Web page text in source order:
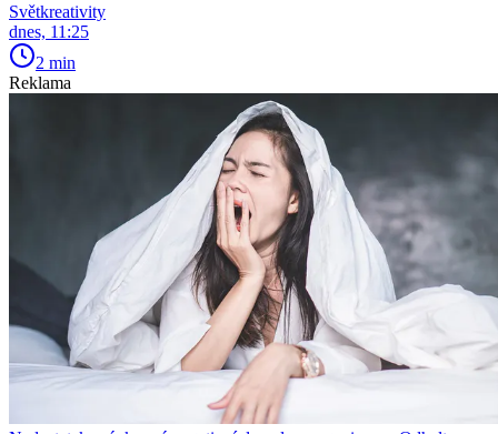
Světkreativity
dnes, 11:25
2 min
Reklama